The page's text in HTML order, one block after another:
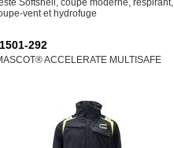
Softshell, coupe moderne, respirant,
vent et hydrofuge
292
ACCELERATE MULTISAFE